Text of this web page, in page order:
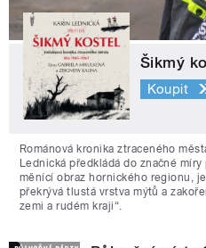
Šikmý
Koupit
Románová kronika ztraceného
Lednická předkládá do značné
měnící obraz hornického regionu,
překrývá tlustá vrstva mýtů a
zemi a rudém kraji“.